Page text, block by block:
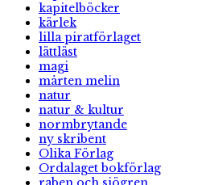
kapitelböcker
kärlek
lilla piratförlaget
lättläst
magi
mårten melin
natur
natur & kultur
normbrytande
ny skribent
Olika Förlag
Ordalaget bokförlag